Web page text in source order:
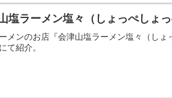
塩ラーメン塩々（しょっぺしょっ
メンのお店『会津山塩ラーメン塩々（し
て紹介。